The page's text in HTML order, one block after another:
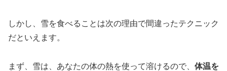
しかし、雪を食べることは次の理由で間違ったテクニック
だといえます。
まず、雪は、あなたの体の熱を使って溶けるので、 体温を